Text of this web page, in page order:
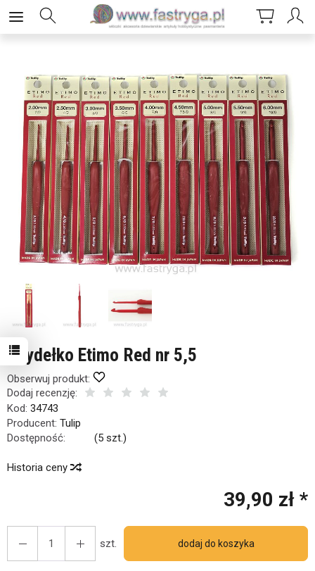
Szydełko Etimo Red nr 5,5
Obserwuj produkt:
Dodaj recenzję:
Kod: 34743
Producent: Tulip
Dostępność:
(5 szt.)
Historia ceny
39,90 zł *
szt. dodaj do koszyka